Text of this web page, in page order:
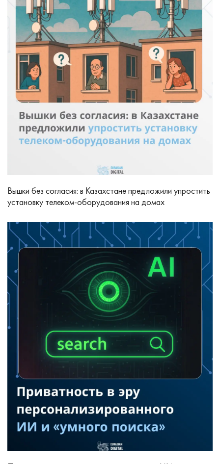
Вышки без согласия: в Казахстане предложили упростить
установку телеком-оборудования на домах